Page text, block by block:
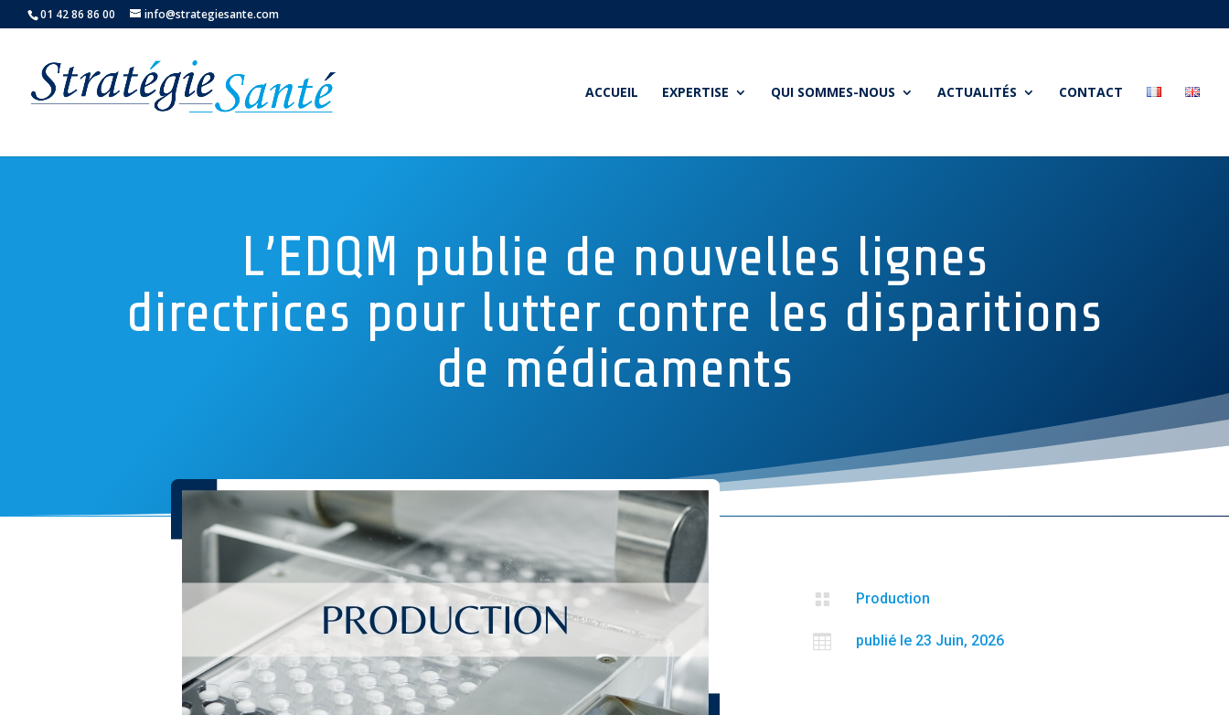
01 42 86 86 00 info@strategiesante.com
ACCUEIL EXPERTISE QUI SOMMES-NOUS ACTUALITÉS CONTACT
L’EDQM publie de nouvelles lignes
directrices pour lutter contre les disparitions
de médicaments
 Production
 publié le 23 Juin, 2026